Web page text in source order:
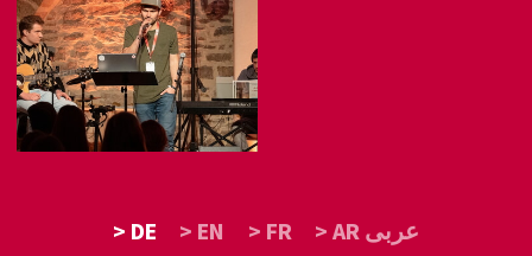
> DE > EN > FR > AR عربى